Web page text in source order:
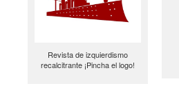
Revista de izquierdismo
recalcitrante ¡Pincha el logo!